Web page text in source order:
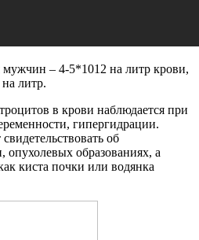
– 4-5*1012 на литр крови,
литр.
в крови наблюдается при
гипергидрации.
об
опухолевых образованиях, а
киста почки или водянка